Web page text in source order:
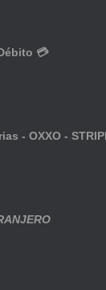
💳
- OXXO -